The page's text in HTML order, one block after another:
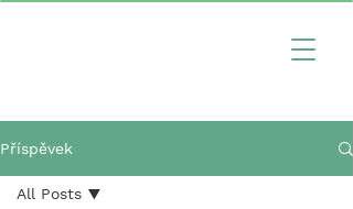
Příspěvek
All Posts